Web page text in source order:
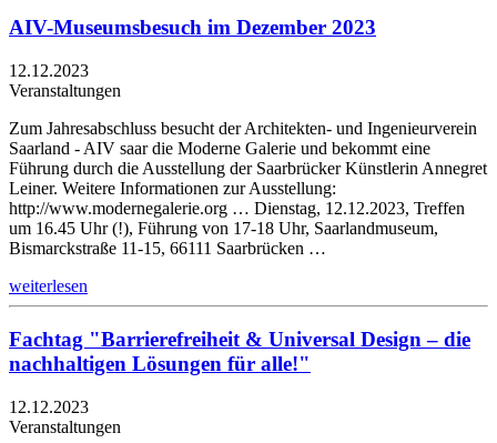
AIV-Museumsbesuch im Dezember 2023
12.12.2023
Veranstaltungen
Zum Jahresabschluss besucht der Architekten- und Ingenieurverein
Saarland - AIV saar die Moderne Galerie und bekommt eine
Führung durch die Ausstellung der Saarbrücker Künstlerin Annegret
Leiner. Weitere Informationen zur Ausstellung:
http://www.modernegalerie.org … Dienstag, 12.12.2023, Treffen
um 16.45 Uhr (!), Führung von 17-18 Uhr, Saarlandmuseum,
Bismarckstraße 11-15, 66111 Saarbrücken …
weiterlesen
Fachtag "Barrierefreiheit & Universal Design – die
nachhaltigen Lösungen für alle!"
12.12.2023
Veranstaltungen